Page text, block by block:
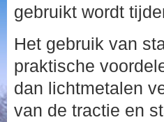
gebruikt wordt
Het gebruik van
praktische
dan lichtmetalen
van de tractie en